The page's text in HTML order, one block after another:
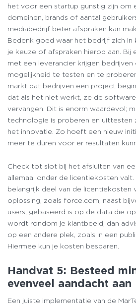
het voor een startup gunstig zijn om
domeinen, brands of aantal
mediabedrijf beter afspraken kan
Bedenk goed waar het bedrijf zich in
je keuze of afspraken hierop aan. Bij
met een leverancier krijgen
mogelijkheid te testen en te
markt dat bedrijven een project
dat als het niet werkt, ze de
vervangen. Dit is enorm waardevol;
technologie is proberen en uittesten
het innovatie. Zo hoeft een nieuw
meer te duren voor er resultaten
Check tot slot bij het afsluiten van
allemaal onder de licentiekosten
belangrijk deel van de licentiekosten
oplossing, zoals force.com, naast
users, gebaseerd is op de data die
wordt rondom je klantbeeld, dan
op een andere plek, zoals in een
Hiermee kun je kosten besparen.
Handvat 5: Besteed
evenveel aandacht
Een juiste implementatie van de